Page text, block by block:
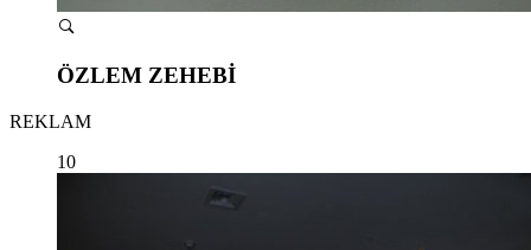
ÖZLEM ZEHEBİ
REKLAM
10